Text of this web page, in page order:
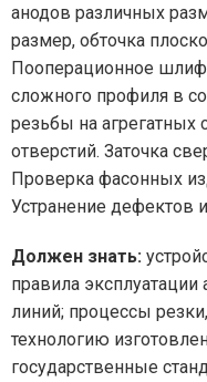
анодов различных
размер, обточка
Пооперационное
сложного профиля в
резьбы на агрегатных
отверстий. Заточка
Проверка фасонных
Устранение дефектов
Должен знать:
правила эксплуатации
линий; процессы
технологию
государственные